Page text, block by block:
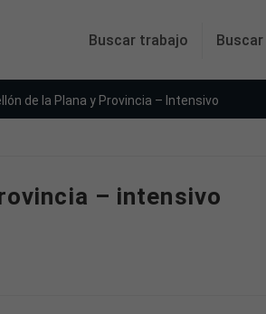
Buscar trabajo
de la Plana y Provincia – Intensivo
– intensivo